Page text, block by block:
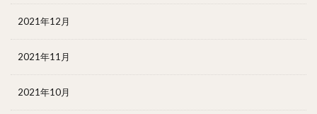
2021年12月
2021年11月
2021年10月